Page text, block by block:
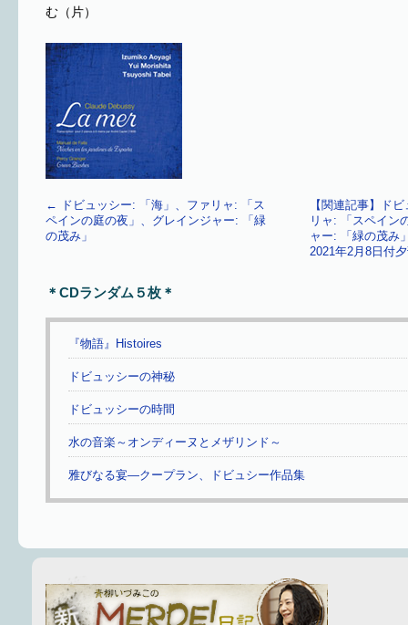
む（片）
←
ドビュッシー: 「海」、ファリャ: 「ス
ペインの庭の夜」、グレインジャー: 「緑
の茂み」
【関連記事】ド
リャ: 「スペイン
ャー: 「緑の茂み
2021年2月8日付
＊CDランダム５枚＊
『物語』Histoires
ドビュッシーの神秘
ドビュッシーの時間
水の音楽～オンディーヌとメザリンド～
雅びなる宴—クープラン、ドビュシー作品集